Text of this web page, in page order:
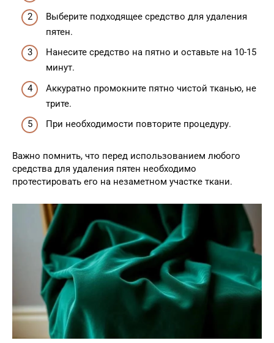
Выберите подходящее средство для удаления
пятен.
Нанесите средство на пятно и оставьте на 10-15
минут.
Аккуратно промокните пятно чистой тканью, не
трите.
При необходимости повторите процедуру.
Важно помнить, что перед использованием любого
средства для удаления пятен необходимо
протестировать его на незаметном участке ткани.